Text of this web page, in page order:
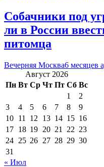
Собачники под
ли в России
питомца
Вечерняя Москва6 месяцев
Август 2026
Пн Вт Ср Чт Пт Сб Вс
1
2
3
4 5 6 7 8
9
10 11 12 13 14 15 16
17 18 19 20 21 22 23
24 25 26 27 28 29 30
31
« Июл